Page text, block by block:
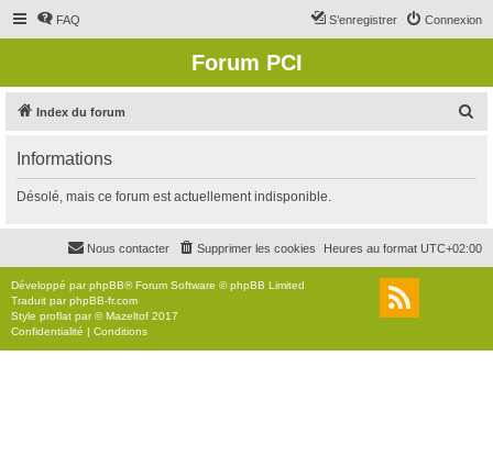
FAQ Connexion
S’enregistrer
Forum PCI
Index du forum
r
c
r
Informations
Désolé, mais ce forum est actuellement indisponible.
Heures au format UTC+02:00
Supprimer les cookies
Nous contacter
Développé parphpBB® Forum Software © phpBB Limited
Traduit parphpBB-fr.com
Style proflat par ©Mazeltof 2017
Confidentialité | Conditions